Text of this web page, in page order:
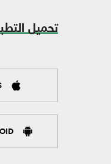
تحميل